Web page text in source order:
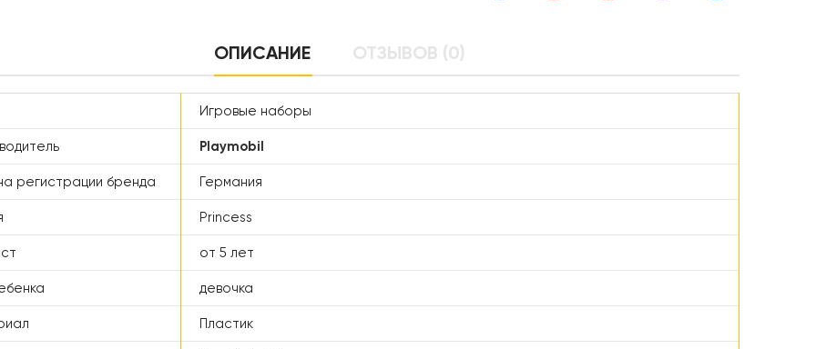
ОПИСАНИЕ ОТЗЫВОВ (0)
Игровые наборы
Playmobil
регистрации бренда Германия
Princess
от 5 лет
девочка
Пластик